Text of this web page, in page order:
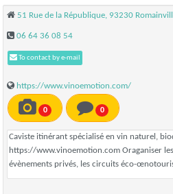
51 Rue de la République, 93230
06 64 36 08 54
To contact by e-mail
https://www.vinoemotion.com/
0 0
Caviste itinérant spécialisé en vin naturel,
https://www.vinoemotion.com Oraganiser
évènements privés, les circuits éco-